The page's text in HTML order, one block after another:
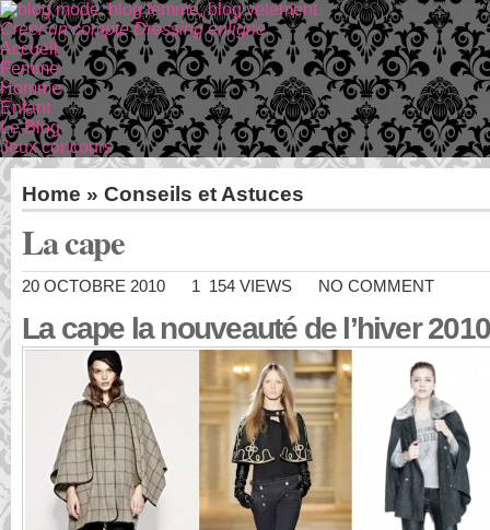
Creer un compte Dressing enligne
Accueil
Femme
Homme
Enfant
Le Blog
Jeux concours
Home » Conseils et Astuces
La cape
20 OCTOBRE 2010 1 154 VIEWS NO COMMENT
La cape la nouveauté de l’hiver